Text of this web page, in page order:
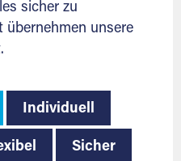
sicher zu
übernehmen unsere
Individuell
Sicher